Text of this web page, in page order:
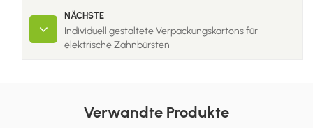
NÄCHSTE
Individuell gestaltete Verpackungskartons für
elektrische Zahnbürsten
Verwandte Produkte